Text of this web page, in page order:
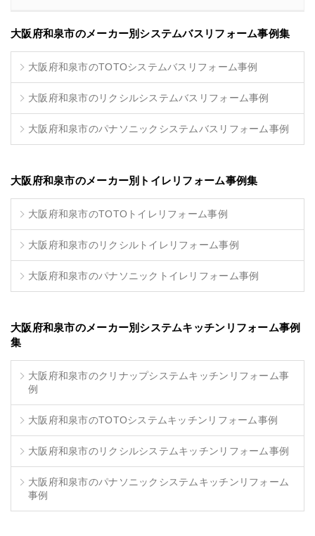
大阪府和泉市のメーカー別システムバスリフォーム事例集
大阪府和泉市のTOTOシステムバスリフォーム事例
大阪府和泉市のリクシルシステムバスリフォーム事例
大阪府和泉市のパナソニックシステムバスリフォーム事例
大阪府和泉市のメーカー別トイレリフォーム事例集
大阪府和泉市のTOTOトイレリフォーム事例
大阪府和泉市のリクシルトイレリフォーム事例
大阪府和泉市のパナソニックトイレリフォーム事例
大阪府和泉市のメーカー別システムキッチンリフォーム事例
集
大阪府和泉市のクリナップシステムキッチンリフォーム事
例
大阪府和泉市のTOTOシステムキッチンリフォーム事例
大阪府和泉市のリクシルシステムキッチンリフォーム事例
大阪府和泉市のパナソニックシステムキッチンリフォーム
事例